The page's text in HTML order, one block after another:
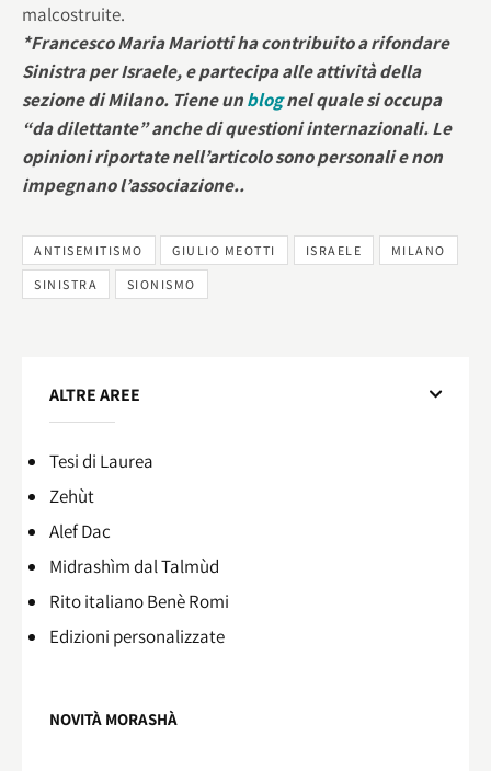
malcostruite.
*Francesco Maria Mariotti ha contribuito a rifondare
Sinistra per Israele, e partecipa alle attività della
sezione di Milano. Tiene unblognel quale si occupa
“da dilettante” anche di questioni internazionali. Le
opinioni riportate nell’articolo sono personali e non
impegnano l’associazione..
ANTISEMITISMO GIULIO MEOTTI ISRAELE MILANO
SINISTRA SIONISMO
ALTRE AREE
Tesi di Laurea
Zehùt
Alef Dac
Midrashìm dal Talmùd
Rito italiano Benè Romi​
Edizioni personalizzate
NOVITÀ MORASHÀ